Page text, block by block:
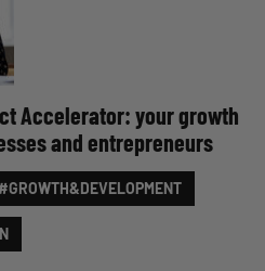
Accelerator: your growth
and entrepreneurs